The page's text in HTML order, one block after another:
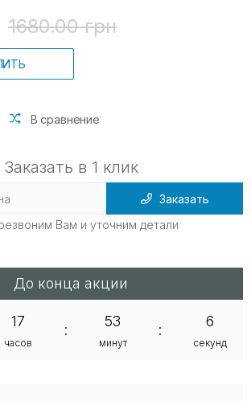
1680.00 грн
В сравнение
Заказать в 1 клик
Заказать
Вам и уточним детали
До конца акции
17
часов
:
53
минут
:
6
секунд